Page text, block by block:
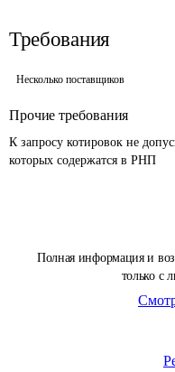
Полная информация и
только с
Требования
Несколько поставщиков
Прочие требования
К запросу котировок не
которых содержатся в РНП